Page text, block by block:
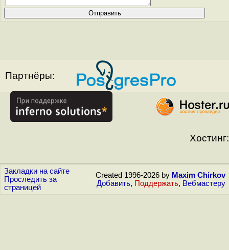
Партнёры:
Хостинг:
Закладки на сайте
Проследить за
страницей
Created 1996-2026 by Maxim Chirkov
Добавить, Поддержать, Вебмастеру